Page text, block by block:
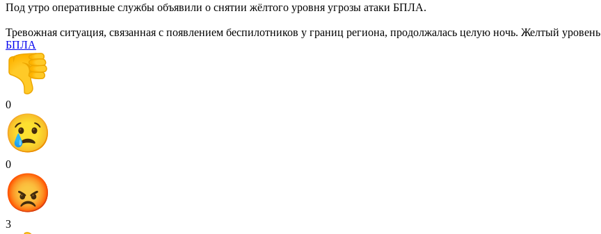
Под утро оперативные службы объявили о снятии жёлтого уровня угрозы атаки БПЛА.
Тревожная ситуация, связанная с появлением беспилотников у границ региона, продолжалась целую ночь. Желтый уровень
БПЛА
0
0
3